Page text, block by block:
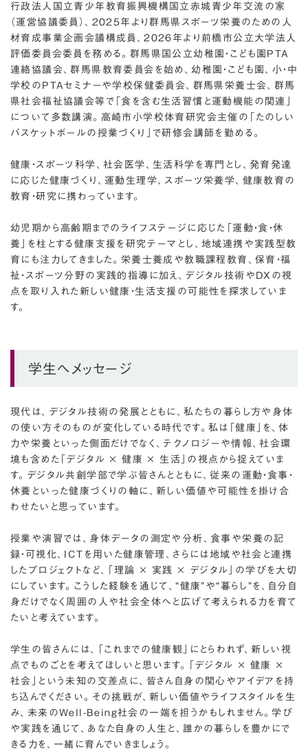
行政法人国立青少年教育振興機構国立赤城青少年交流の家
（運営協議委員）、2025年より群馬県スポーツ栄養のための人
材育成事業企画会議構成員、2026年より前橋市公立大学法人
評価委員会委員を務める。群馬県国公立幼稚園・こども園PTA
連絡協議会、群馬県教育委員会を始め、幼稚園・こども園、小・中
学校のPTAセミナーや学校保健委員会、群馬県栄養士会、群馬
県社会福祉協議会等で「食を含む生活習慣と運動機能の関連」
について多数講演。高崎市小学校体育研究会主催の「たのしい
バスケットボールの授業づくり」で研修会講師を勤める。
健康・スポーツ科学、社会医学、生活科学を専門とし、発育発達
に応じた健康づくり、運動生理学、スポーツ栄養学、健康教育の
教育・研究に携わっています。
幼児期から高齢期までのライフステージに応じた「運動・食・休
養」を柱とする健康支援を研究テーマとし、地域連携や実践型教
育にも注力してきました。栄養士養成や教職課程教育、保育・福
祉・スポーツ分野の実践的指導に加え、デジタル技術やDXの視
点を取り入れた新しい健康・生活支援の可能性を探求していま
す。
学生へメッセージ
現代は、デジタル技術の発展とともに、私たちの暮らし方や身体
の使い方そのものが変化している時代です。私は「健康」を、体
力や栄養といった側面だけでなく、テクノロジーや情報、社会環
境も含めた「デジタル × 健康 × 生活」の視点から捉えていま
す。デジタル共創学部で学ぶ皆さんとともに、従来の運動・食事・
休養といった健康づくりの軸に、新しい価値や可能性を掛け合
わせたいと思っています。
授業や演習では、身体データの測定や分析、食事や栄養の記
録・可視化、ICTを用いた健康管理、さらには地域や社会と連携
したプロジェクトなど、「理論 × 実践 × デジタル」の学びを大切
にしています。こうした経験を通じて、“健康”や“暮らし”を、自分自
身だけでなく周囲の人や社会全体へと広げて考えられる力を育て
たいと考えています。
学生の皆さんには、「これまでの健康観」にとらわれず、新しい視
点でものごとを考えてほしいと思います。「デジタル × 健康 ×
社会」という未知の交差点に、皆さん自身の関心やアイデアを持
ち込んでください。その挑戦が、新しい価値やライフスタイルを生
み、未来のWell-Being社会の一端を担うかもしれません。学び
や実践を通じて、あなた自身の人生と、誰かの暮らしを豊かにで
きる力を、一緒に育んでいきましょう。